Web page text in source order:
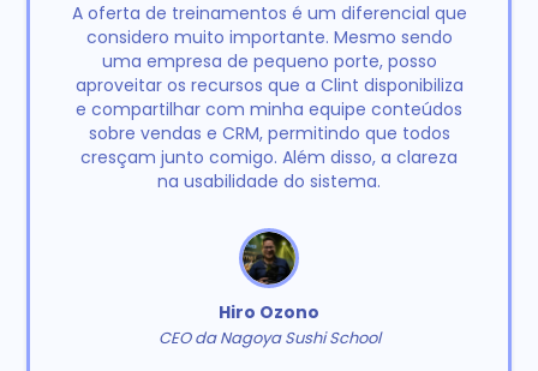
A oferta de treinamentos é um diferencial que
considero muito importante. Mesmo sendo
uma empresa de pequeno porte, posso
aproveitar os recursos que a Clint disponibiliza
e compartilhar com minha equipe conteúdos
sobre vendas e CRM, permitindo que todos
cresçam junto comigo. Além disso, a clareza
na usabilidade do sistema.
Hiro Ozono
CEO da Nagoya Sushi School